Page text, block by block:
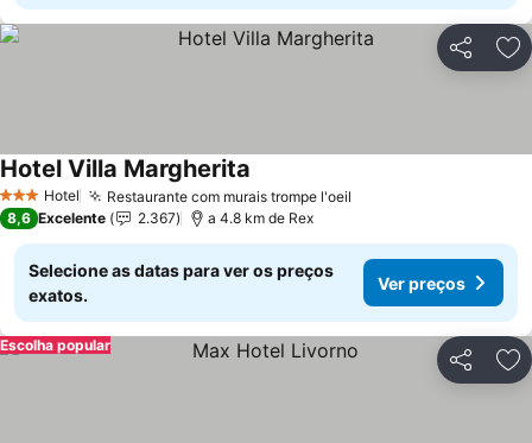
Partilhar
3 EstrelasHotel Restaurante com murais trompe l'oeil
Hotel Villa Margherita
8,6 Excelente 2.367 a 4.8 km de Rex
Selecione as datas para ver os preços
exatos.
Ver preços
Partilhar
Escolha popular